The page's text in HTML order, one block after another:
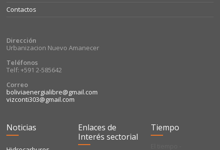
Contactos
Dirección
Urbanizacion Nuevo Amanecer
Teléfonos
Telf: +591 2-585642
Correo
boliviaenergialibre@gmail.com
vizconti303@gmail.com
Noticias
Enlaces de
Interés sectorial
Tiempo